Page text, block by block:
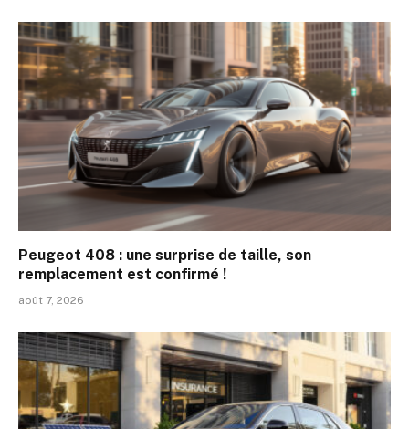
Peugeot 408 : une surprise de taille, son
remplacement est confirmé !
août 7, 2026